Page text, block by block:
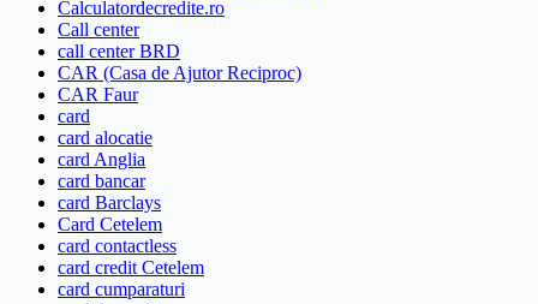
Calculatordecredite.ro
Call center
call center BRD
CAR (Casa de Ajutor Reciproc)
CAR Faur
card
card alocatie
card Anglia
card bancar
card Barclays
Card Cetelem
card contactless
card credit Cetelem
card cumparaturi